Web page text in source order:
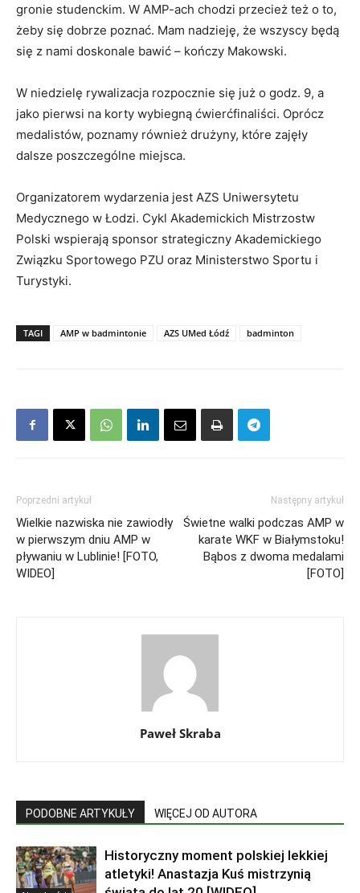
gronie studenckim. W AMP-ach chodzi przecież też o to,
żeby się dobrze poznać. Mam nadzieję, że wszyscy będą
się z nami doskonale bawić – kończy Makowski.
W niedzielę rywalizacja rozpocznie się już o godz. 9, a
jako pierwsi na korty wybiegną ćwierćfinaliści. Oprócz
medalistów, poznamy również drużyny, które zajęły
dalsze poszczególne miejsca.
Organizatorem wydarzenia jest AZS Uniwersytetu
Medycznego w Łodzi. Cykl Akademickich Mistrzostw
Polski wspierają sponsor strategiczny Akademickiego
Związku Sportowego PZU oraz Ministerstwo Sportu i
Turystyki.
TAGI AMP w badmintonie AZS UMed Łódź badminton
Poprzedni artykuł
Wielkie nazwiska nie zawiodły
w pierwszym dniu AMP w
pływaniu w Lublinie! [FOTO,
WIDEO]
Następny artykuł
Świetne walki podczas AMP w
karate WKF w Białymstoku!
Bąbos z dwoma medalami
[FOTO]
Paweł Skraba
PODOBNE ARTYKUŁY WIĘCEJ OD AUTORA
Historyczny moment polskiej lekkiej
atletyki! Anastazja Kuś mistrzynią